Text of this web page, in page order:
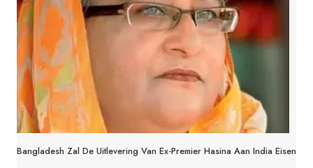
Bangladesh Zal De Uitlevering Van Ex-Premier Hasina Aan India Eisen